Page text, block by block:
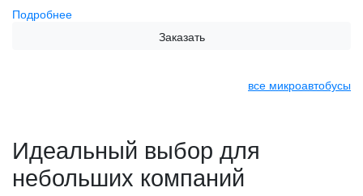
Подробнее
Заказать
все микроавтобусы
Идеальный выбор для
небольших компаний